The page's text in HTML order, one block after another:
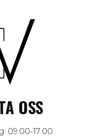
OSS
09:00-17:00